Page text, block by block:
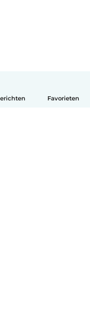
Favorieten